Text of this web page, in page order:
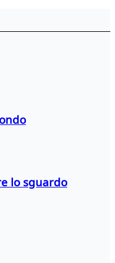
lo sguardo